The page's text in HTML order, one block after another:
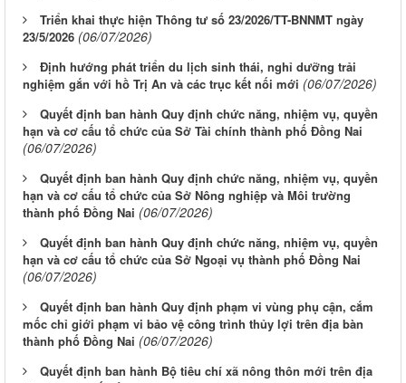
Triển khai thực hiện Thông tư số 23/2026/TT-BNNMT ngày
23/5/2026 (06/07/2026)
Định hướng phát triển du lịch sinh thái, nghỉ dưỡng trải
nghiệm gắn với hồ Trị An và các trục kết nối mới (06/07/2026)
Quyết định ban hành Quy định chức năng, nhiệm vụ, quyền
hạn và cơ cấu tổ chức của Sở Tài chính thành phố Đồng Nai
(06/07/2026)
Quyết định ban hành Quy định chức năng, nhiệm vụ, quyền
hạn và cơ cấu tổ chức của Sở Nông nghiệp và Môi trường
thành phố Đồng Nai (06/07/2026)
Quyết định ban hành Quy định chức năng, nhiệm vụ, quyền
hạn và cơ cấu tổ chức của Sở Ngoại vụ thành phố Đồng Nai
(06/07/2026)
Quyết định ban hành Quy định phạm vi vùng phụ cận, cắm
mốc chỉ giới phạm vi bảo vệ công trình thủy lợi trên địa bàn
thành phố Đồng Nai (06/07/2026)
Quyết định ban hành Bộ tiêu chí xã nông thôn mới trên địa